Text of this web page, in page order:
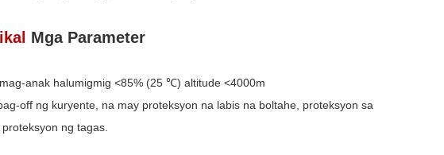
Mga Parameter
anak halumigmig <85% (25 ℃) altitude <4000m
off ng kuryente, na may proteksyon na labis na boltahe, proteksyon sa
ng tagas.